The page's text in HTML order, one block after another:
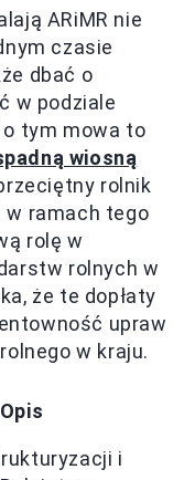
ARiMR nie
czasie
dbać o
w podziale
tym mowa to
wiosną
rolnik
w ramach tego
rolę w
rolnych w
że te dopłaty
upraw
w kraju.
Opis
i